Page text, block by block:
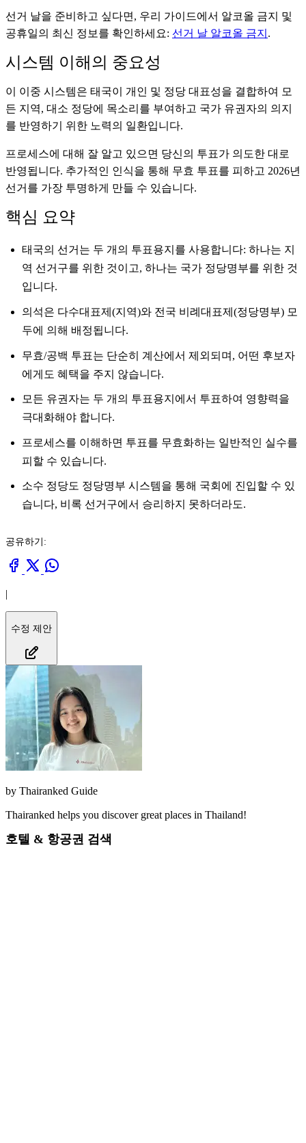
선거 날을 준비하고 싶다면, 우리 가이드에서 알코올 금지 및
공휴일의 최신 정보를 확인하세요: 선거 날 알코올 금지 .
시스템 이해의 중요성
이 이중 시스템은 태국이 개인 및 정당 대표성을 결합하여 모
든 지역, 대소 정당에 목소리를 부여하고 국가 유권자의 의지
를 반영하기 위한 노력의 일환입니다.
프로세스에 대해 잘 알고 있으면 당신의 투표가 의도한 대로
반영됩니다. 추가적인 인식을 통해 무효 투표를 피하고 2026년
선거를 가장 투명하게 만들 수 있습니다.
핵심 요약
태국의 선거는 두 개의 투표용지를 사용합니다: 하나는 지
역 선거구를 위한 것이고, 하나는 국가 정당명부를 위한 것
입니다.
의석은 다수대표제(지역)와 전국 비례대표제(정당명부) 모
두에 의해 배정됩니다.
무효/공백 투표는 단순히 계산에서 제외되며, 어떤 후보자
에게도 혜택을 주지 않습니다.
모든 유권자는 두 개의 투표용지에서 투표하여 영향력을
극대화해야 합니다.
프로세스를 이해하면 투표를 무효화하는 일반적인 실수를
피할 수 있습니다.
소수 정당도 정당명부 시스템을 통해 국회에 진입할 수 있
습니다, 비록 선거구에서 승리하지 못하더라도.
공유하기:
|
수정 제안
by Thairanked Guide
Thairanked helps you discover great places in Thailand!
호텔 & 항공권 검색